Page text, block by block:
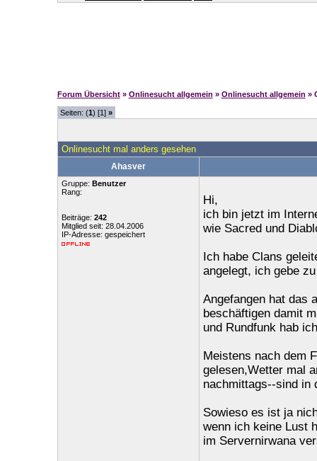
Forum Übersicht » Onlinesucht allgemein » Onlinesucht allgemein »
Seiten: (1) [1] »
Onlinesucht mal anders gesehen
Ahasver
Gruppe: Benutzer
Rang:
Beiträge: 242
Mitglied seit: 28.04.2006
IP-Adresse: gespeichert
Hi,
ich bin jetzt im
wie Sacred und
Ich habe Clans
angelegt, ich gebe
Angefangen hat das
beschäftigen damit
und Rundfunk hab
Meistens nach dem
gelesen,Wetter mal
nachmittags--sind in
Sowieso es ist ja
wenn ich keine Lust
im Servernirwana